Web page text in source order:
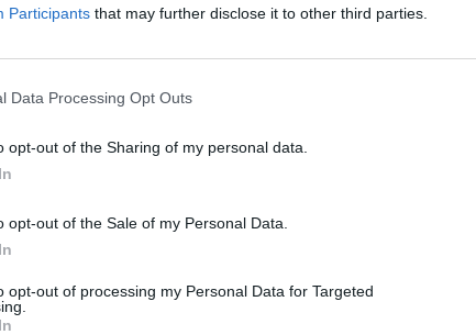
Participants that may further disclose it to other third parties.
Data Processing Opt Outs
opt-out of the Sharing of my personal data.
opt-out of the Sale of my Personal Data.
opt-out of processing my Personal Data for Targeted
antes de o clube, que disputou a I Liga de
a atividade de formação e de equipa
sobre a situação financeira delicada da
Plano Especial de Revitalização em 2014.
essa aprovação garantiria que o clube não iria
a Naval 1893, que disputa a Divisão de Honra